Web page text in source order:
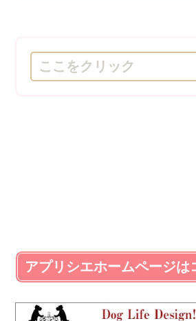
ここをクリック
アプリシエホームページは